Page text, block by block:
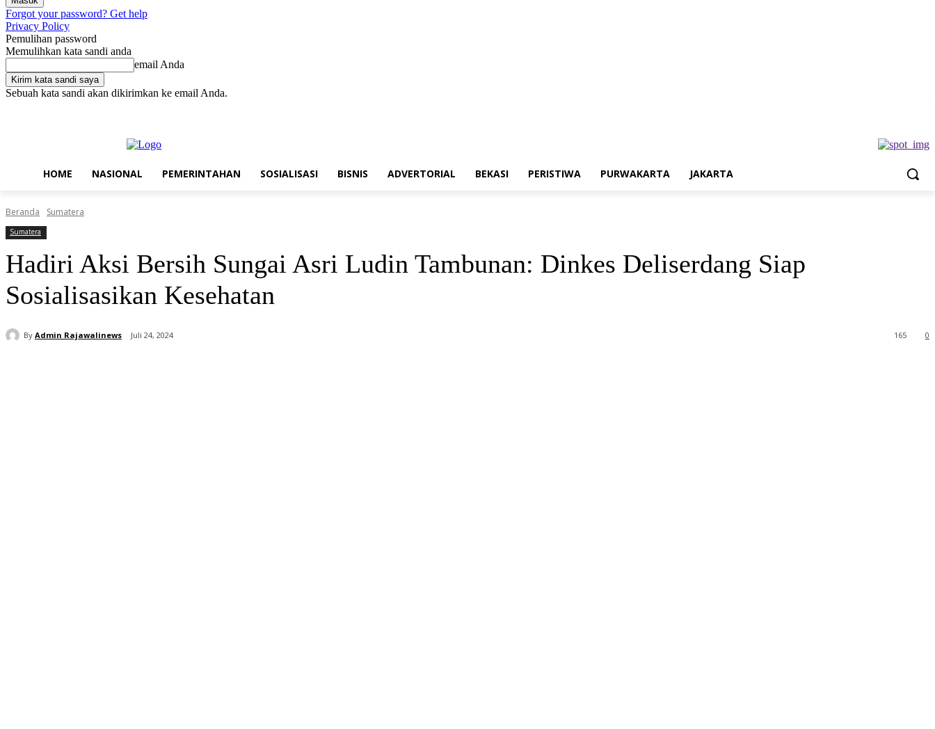
Forgot your password? Get help
Privacy Policy
Pemulihan password
Memulihkan kata sandi anda
email Anda
Sebuah kata sandi akan dikirimkan ke email Anda.
HOME NASIONAL PEMERINTAHAN SOSIALISASI BISNIS ADVERTORIAL BEKASI PERISTIWA PURWAKARTA JAKARTA
Beranda Sumatera
Sumatera
Hadiri Aksi Bersih Sungai Asri Ludin Tambunan: Dinkes Deliserdang Siap
Sosialisasikan Kesehatan
By Admin Rajawalinews Juli 24, 2024 0
165